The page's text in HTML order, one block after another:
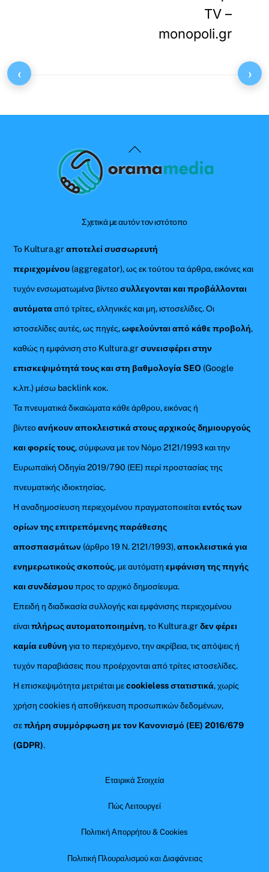
TV –
monopoli.gr
Back
To
Σχετικά με αυτόν τον ιστότοπο
Το Kultura.grαποτελεί συσσωρευτή
περιεχομένου (aggregator), ως εκ τούτου τα άρθρα, εικόνες και
τυχόν ενσωματωμένα βίντεοσυλλεγονται και προβάλλονται
αυτόματααπό τρίτες, ελληνικές και μη, ιστοσελίδες. Οι
ιστοσελίδες αυτές, ως πηγές,ωφελούνται από κάθε προβολή,
καθώς η εμφάνιση στο Kultura.gr συνεισφέρει στην
επισκεψιμότητά τους και στη βαθμολογία SEO (Google
κ.λπ.) μέσω backlink κοκ.
Τα πνευματικά δικαιώματα κάθε άρθρου, εικόνας ή
βίντεοανήκουν αποκλειστικά στους αρχικούς δημιουργούς
και φορείς τους, σύμφωνα με τον Νόμο 2121/1993 και την
Ευρωπαϊκή Οδηγία 2019/790 (ΕΕ) περί προστασίας της
πνευματικής ιδιοκτησίας.
Η αναδημοσίευση περιεχομένου πραγματοποιείταιεντός των
ορίων της επιτρεπόμενης παράθεσης
αποσπασμάτων (άρθρο 19 Ν. 2121/1993),αποκλειστικά για
ενημερωτικούς σκοπούς, με αυτόματηεμφάνιση της πηγής
και συνδέσμουπρος το αρχικό δημοσίευμα.
Επειδή η διαδικασία συλλογής και εμφάνισης περιεχομένου
είναιπλήρως αυτοματοποιημένη, το Kultura.grδεν φέρει
καμία ευθύνη για το περιεχόμενο, την ακρίβεια, τις απόψεις ή
τυχόν παραβιάσεις που προέρχονται από τρίτες ιστοσελίδες.
Η επισκεψιμότητα μετριέται μεcookieless στατιστικά, χωρίς
χρήση cookies ή αποθήκευση προσωπικών δεδομένων,
σεπλήρη συμμόρφωση με τον Κανονισμό (ΕΕ) 2016/679
(GDPR).
Εταιρικά Στοιχεία
Πώς Λειτουργεί
Πολιτική Απορρήτου & Cookies
Πολιτική Πλουραλισμού και Διαφάνειας
‹ ›